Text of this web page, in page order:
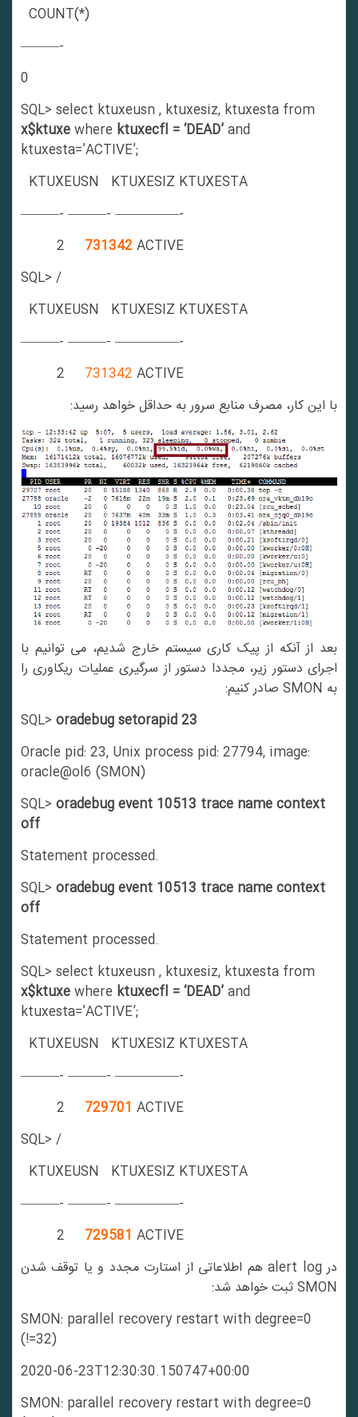
COUNT(*)
———-
SQL> select ktuxeusn , ktuxesiz, ktuxesta from
x$ktuxewherektuxecfl = ‘DEAD’and
ktuxesta=’ACTIVE’;
KTUXEUSN KTUXESIZ KTUXESTA
———- ———- —————-
2731342ACTIVE
SQL> /
KTUXEUSN KTUXESIZ KTUXESTA
———- ———- —————-
2731342ACTIVE
با این کار، مصرف منابع سرور به حداقل خواهد رسید:
بعد از آنکه از پیک کاری سیستم خارج شدیم، می توانیم با
اجرای دستور زیر، مجددا دستور از سرگیری عملیات ریکاوری را
SQL>oradebug setorapid 23
Oracle pid: 23, Unix process pid: 27794, image:
oracle@ol6 (SMON)
SQL>oradebug event 10513 trace name context
Statement processed.
SQL>oradebug event 10513 trace name context
Statement processed.
SQL> select ktuxeusn , ktuxesiz, ktuxesta from
x$ktuxewherektuxecfl = ‘DEAD’and
ktuxesta=’ACTIVE’;
KTUXEUSN KTUXESIZ KTUXESTA
———- ———- —————-
2729701ACTIVE
SQL> /
KTUXEUSN KTUXESIZ KTUXESTA
———- ———- —————-
2729581ACTIVE
در alert log هم اطلاعاتی از استارت مجدد و یا توقف شدن
SMON ثبت خواهد شد:
SMON: parallel recovery restart with degree=0
(!=32)
2020-06-23T12:30:30.150747+00:00
SMON: parallel recovery restart with degree=0